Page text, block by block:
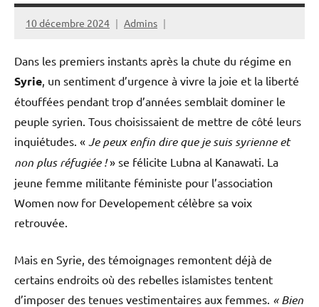
10 décembre 2024 Admins
Dans les premiers instants après la chute du régime en
Syrie, un sentiment d’urgence à vivre la joie et la liberté
étouffées pendant trop d’années semblait dominer le
peuple syrien. Tous choisissaient de mettre de côté leurs
inquiétudes. « Je peux enfin dire que je suis syrienne et
non plus réfugiée !» se félicite Lubna al Kanawati. La
jeune femme militante féministe pour l’association
Women now for Developement célèbre sa voix
retrouvée.
Mais en Syrie, des témoignages remontent déjà de
certains endroits où des rebelles islamistes tentent
d’imposer des tenues vestimentaires aux femmes. « Bien